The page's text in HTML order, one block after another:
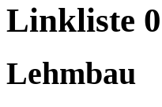
Linkliste
Lehmbau